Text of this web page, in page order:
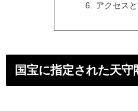
アクセス
国宝に指定された天守